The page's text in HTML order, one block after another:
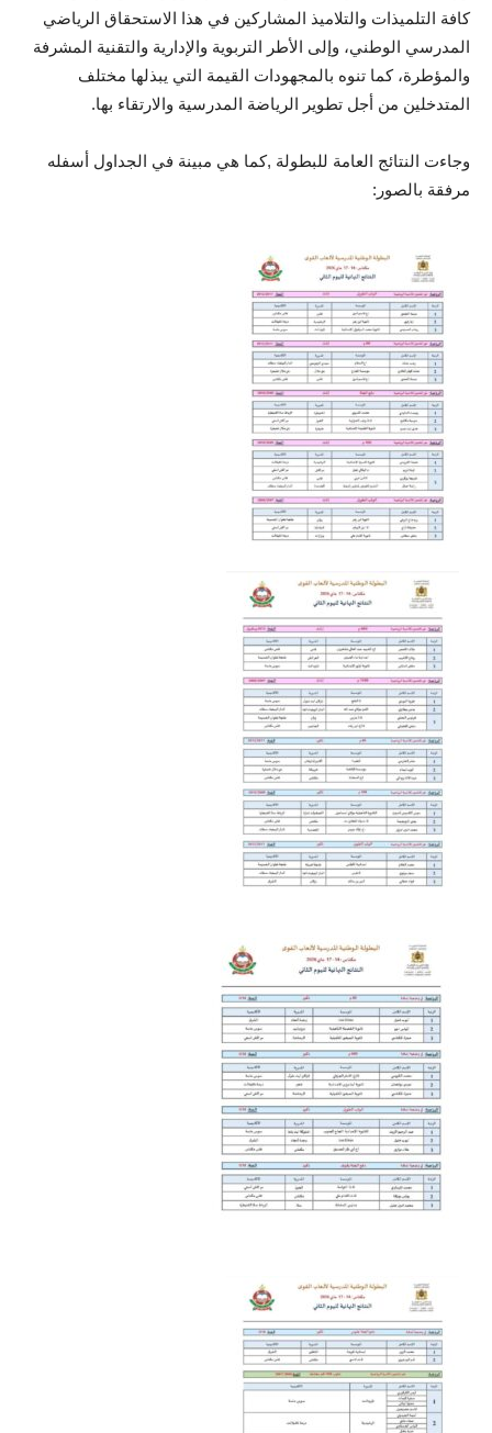
كافة التلميذات والتلاميذ المشاركين في هذا الاستحقاق الرياضي
المدرسي الوطني، وإلى الأطر التربوية والإدارية والتقنية المشرفة
والمؤطرة، كما تنوه بالمجهودات القيمة التي يبذلها مختلف
المتدخلين من أجل تطوير الرياضة المدرسية والارتقاء بها.
وجاءت النتائج العامة للبطولة ,كما هي مبينة في الجداول أسفله
مرفقة بالصور: